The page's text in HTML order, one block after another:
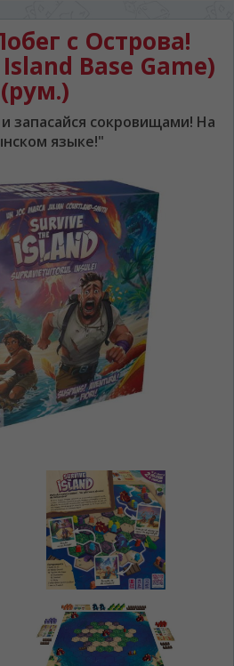
с Острова!
Base Game)
(рум.)
запасайся сокровищами! На
языке!"